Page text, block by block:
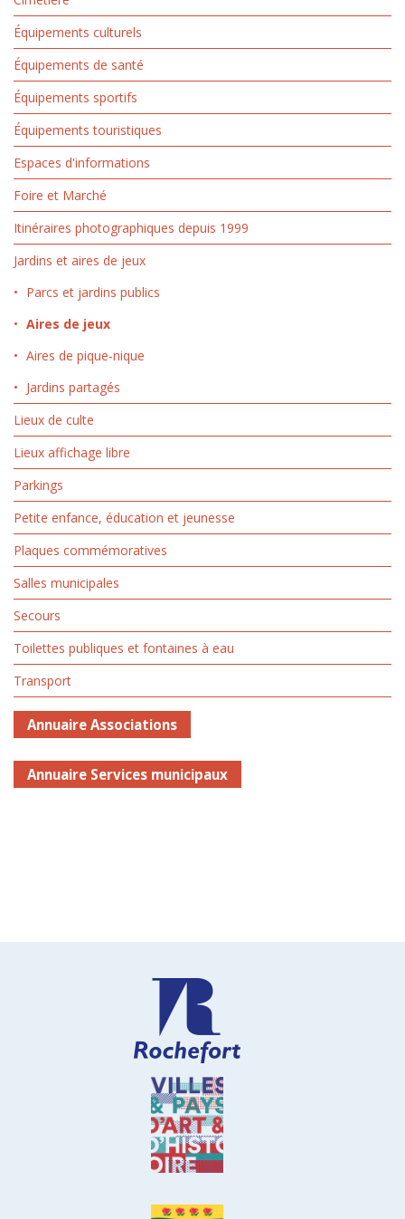
Équipements culturels
Équipements de santé
Équipements sportifs
Équipements touristiques
Espaces d'informations
Foire et Marché
Itinéraires photographiques depuis 1999
Jardins et aires de jeux
Parcs et jardins publics
Aires de jeux
Aires de pique-nique
Jardins partagés
Lieux de culte
Lieux affichage libre
Parkings
Petite enfance, éducation et jeunesse
Plaques commémoratives
Salles municipales
Secours
Toilettes publiques et fontaines à eau
Transport
Annuaire Associations
Annuaire Services municipaux